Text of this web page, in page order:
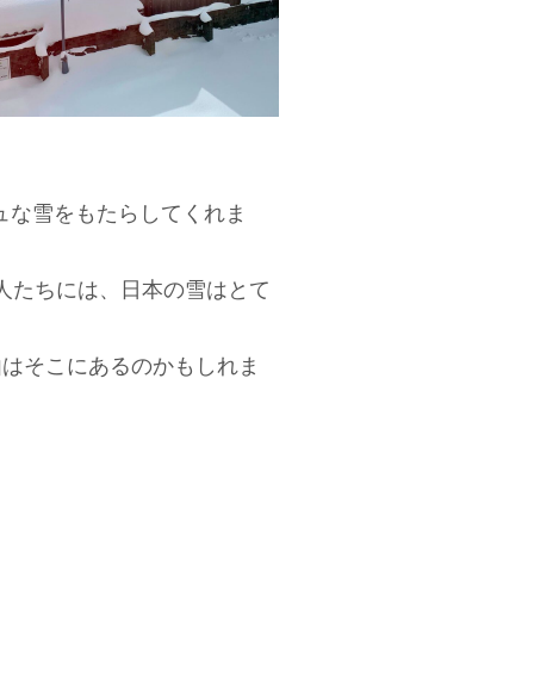
雪をもたらしてくれま
たちには、日本の雪はとて
そこにあるのかもしれま